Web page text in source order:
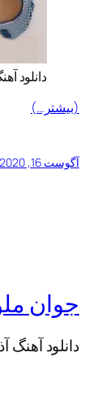
دانلود آهنگ
(بیشتر…)
آگوست 16, 2020
جوان
دانلود آهنگ